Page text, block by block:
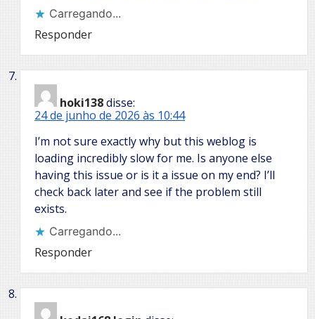
Carregando...
Responder
hoki138disse:
24 de junho de 2026 às 10:44
I’m not sure exactly why but this weblog is
loading incredibly slow for me. Is anyone else
having this issue or is it a issue on my end? I’ll
check back later and see if the problem still
exists.
Carregando...
Responder